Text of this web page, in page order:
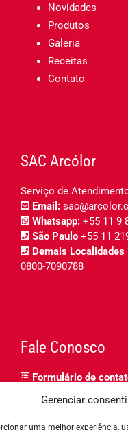
Gerenciar
uma melhor experiência,
Novidades
Produtos
Galeria
Receitas
Contato
SAC Arcólor
Serviço de
Email:
Whatsapp: +55 11 9
São Paulo +55 11
Demais Localidades
0800-7090788
Fale Conosco
Formulário de
Relatório de